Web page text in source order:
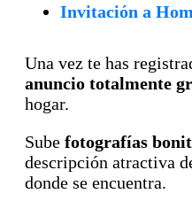
Invitación a
Una vez te has
anuncio totalmente
hogar.
Sube fotografías
descripción atractiva
donde se encuentra.